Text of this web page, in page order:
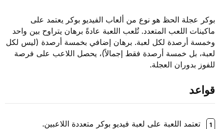
الحظ هو نوع من ألعاب الفيديو بوكر يعتمد على
المتعدد. تُلعب اللعبة عادةً برهان يتراوح بين واحد
لكل لعبة. برهان إضافي بخمسة أرصدة (ليس لكل
خمسة أرصدة فقط إجمالاً)، يحصل اللاعب على فرصة
العجلة.
اللعبة على لعبة فيديو بوكر متعددة اللاعبين.